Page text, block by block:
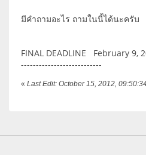
มีคำถามอะไร ถามในนี้ได้นะครับ
FINAL DEADLINE February 9,
---------------------------
« Last Edit: October 15, 2012,